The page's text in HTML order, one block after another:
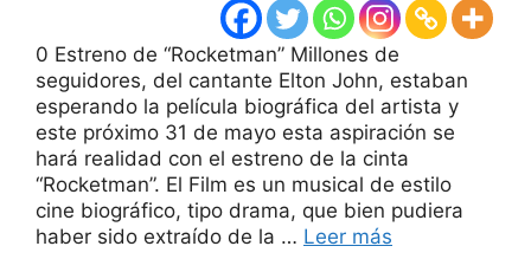
0 Estreno de “Rocketman” Millones de
seguidores, del cantante Elton John, estaban
esperando la película biográfica del artista y
este próximo 31 de mayo esta aspiración se
hará realidad con el estreno de la cinta
“Rocketman”. El Film es un musical de estilo
cine biográfico, tipo drama, que bien pudiera
haber sido extraído de la … Leer más